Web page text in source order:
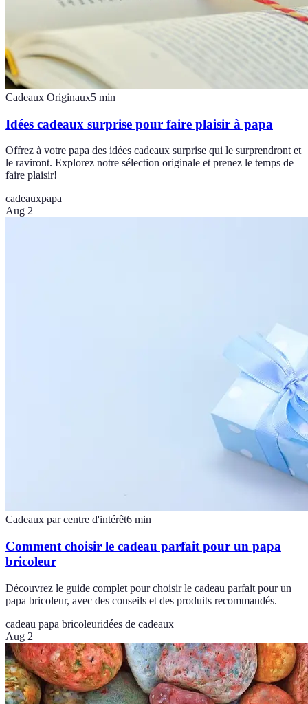
Cadeaux Originaux5 min
Idées cadeaux surprise pour faire plaisir à papa
Offrez à votre papa des idées cadeaux surprise qui le surprendront et
le raviront. Explorez notre sélection originale et prenez le temps de
faire plaisir!
cadeauxpapa
Aug 2
Cadeaux par centre d'intérêt6 min
Comment choisir le cadeau parfait pour un papa
bricoleur
Découvrez le guide complet pour choisir le cadeau parfait pour un
papa bricoleur, avec des conseils et des produits recommandés.
cadeau papa bricoleuridées de cadeaux
Aug 2